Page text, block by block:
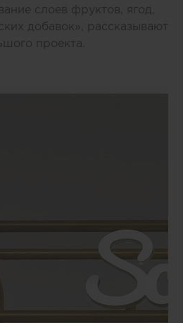
слоев фруктов, ягод,
добавок», рассказывают
проекта.